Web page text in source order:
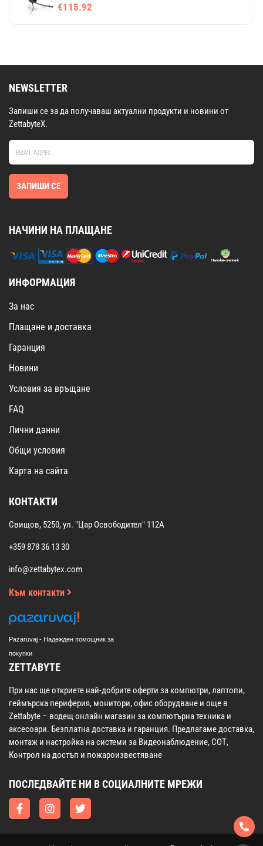
€115.92
NEWSLETTER
Запиши се за да получаваш актуални продукти и новини от
ZettabyteX.
ЗАПИШИ СЕ
НАЧИНИ НА ПЛАЩАНЕ
ИНФОРМАЦИЯ
За нас
Плащане и доставка
Гаранция
Новини
Условия за връщане
FAQ
Лични данни
Общи условия
Карта на сайта
КОНТАКТИ
Свищов, 5250, ул. "Цар Освободител" 112А
+359 878 36 13 30
info@zettabytex.com
Към контакти
Pazaruvaj - Надежден помощник за
покупки
ZETTABYTE
При нас ще откриете най-добрите оферти за компютри, лаптопи,
геймърска периферия, монитори, офис оборудване и още в
Zettabyte – водещ онлайн магазин за компютърна техника и
аксесоари. Безплатна доставка и гаранция. Предлагаме доставка,
монтаж и настройка на системи за Видеонаблюдение, СОТ,
Контрол на достъп и пожароизвестяване
ПОСЛЕДВАЙТЕ НИ В СОЦИАЛНИТЕ МРЕЖИ